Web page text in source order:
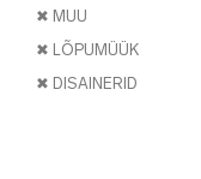
✖ MUU
✖ LÕPUMÜÜK
✖ DISAINERID